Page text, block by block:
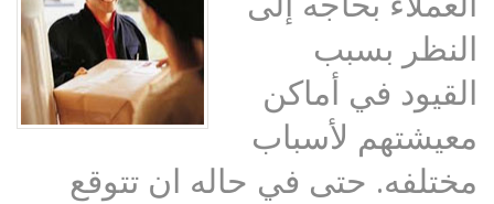
النظر بسبب
القيود في أماكن
معيشتهم لأسباب
مختلفه. حتى في حاله ان تتوقع